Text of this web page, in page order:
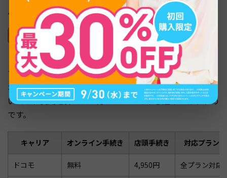
ルで文字列のみが送られてきた場合に使用します。
国内キャリアのeSIM対応状況
ドコモ・au・ソフトバンク・楽天モバイルの国内4キャリ
アは、いずれもeSIMの発行・再発行に対応しています。
オンラインで手続きすれば手数料が無料になるケースが多
いため、費用を抑えたい方はWebでの申し込みがおすすめ
です。
キャリア オンライン手続き 店頭手続き 対応プラン
ドコモ 無料 4,950円 全プラン対応